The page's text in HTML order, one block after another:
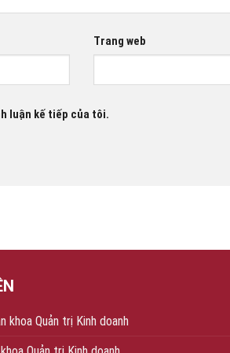
Trang web
luận kế tiếp của tôi.
khoa Quản trị Kinh doanh